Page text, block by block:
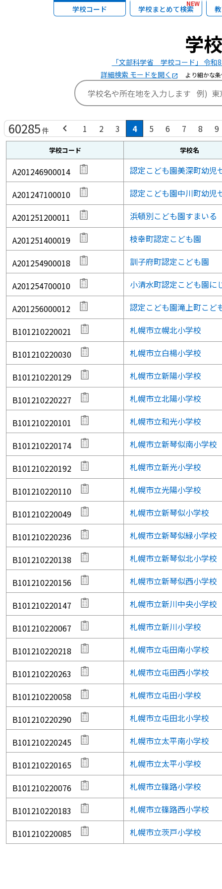
学校コード 学校まとめて検索
NEW
学
「文部科学省 学校コード」 令和
詳細検索 モードを開く open_in_new より細かな
60285 件 chevron_left 1 2 3 4 5 6 7 8 9
学校コード 学校名
A201246900014 認定こども園美深町幼児
A201247100010 認定こども園中川町幼児
A201251200011 浜頓別こども園すまいる
A201251400019 枝幸町認定こども園
A201254900018 訓子府町認定こども園
A201254700010 小清水町認定こども園に
A201256000012 認定こども園滝上町こど
B101210220021 札幌市立幌北小学校
B101210220030 札幌市立白楊小学校
B101210220129 札幌市立新陽小学校
B101210220227 札幌市立北陽小学校
B101210220101 札幌市立和光小学校
B101210220174 札幌市立新琴似南小学校
B101210220192 札幌市立新光小学校
B101210220110 札幌市立光陽小学校
B101210220049 札幌市立新琴似小学校
B101210220236 札幌市立新琴似緑小学校
B101210220138 札幌市立新琴似北小学校
B101210220156 札幌市立新琴似西小学校
B101210220147 札幌市立新川中央小学校
B101210220067 札幌市立新川小学校
B101210220218 札幌市立屯田南小学校
B101210220263 札幌市立屯田西小学校
B101210220058 札幌市立屯田小学校
B101210220290 札幌市立屯田北小学校
B101210220245 札幌市立太平南小学校
B101210220165 札幌市立太平小学校
B101210220076 札幌市立篠路小学校
B101210220183 札幌市立篠路西小学校
B101210220085 札幌市立茨戸小学校